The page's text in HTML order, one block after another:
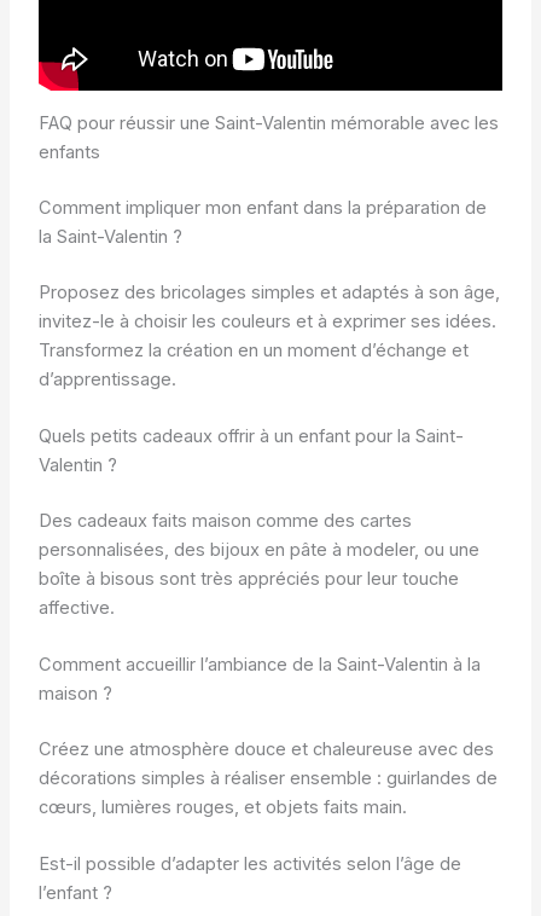
FAQ pour réussir une Saint-Valentin mémorable avec les
enfants
Comment impliquer mon enfant dans la préparation de
la Saint-Valentin ?
Proposez des bricolages simples et adaptés à son âge,
invitez-le à choisir les couleurs et à exprimer ses idées.
Transformez la création en un moment d’échange et
d’apprentissage.
Quels petits cadeaux offrir à un enfant pour la Saint-
Valentin ?
Des cadeaux faits maison comme des cartes
personnalisées, des bijoux en pâte à modeler, ou une
boîte à bisous sont très appréciés pour leur touche
affective.
Comment accueillir l’ambiance de la Saint-Valentin à la
maison ?
Créez une atmosphère douce et chaleureuse avec des
décorations simples à réaliser ensemble : guirlandes de
cœurs, lumières rouges, et objets faits main.
Est-il possible d’adapter les activités selon l’âge de
l’enfant ?